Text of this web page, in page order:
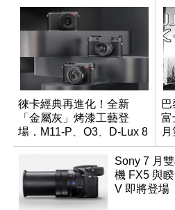
徠卡經典再進化！全新
「金屬灰」烤漆工藝登
場，M11-P、Q3、D-Lux 8
領銜換裝
富
Sony 7 月
機 FX5 與
V 即將登場